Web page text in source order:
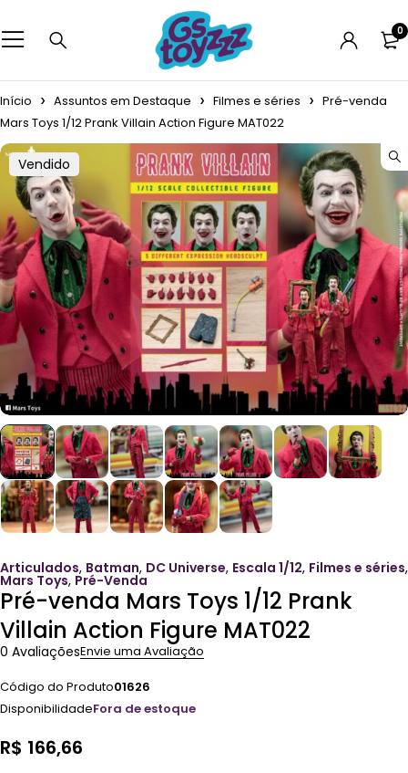
0
Início Assuntos em Destaque Filmes e séries
Pré-venda
Mars Toys 1/12 Prank Villain Action Figure MAT022
Vendido
Articulados, Batman, DC Universe, Escala 1/12, Filmes e séries,
Mars Toys, Pré-Venda
Pré-venda Mars Toys 1/12 Prank
Villain Action Figure MAT022
0 AvaliaçõesEnvie uma Avaliação
Código do Produto01626
DisponibilidadeFora de estoque
R$ 166,66